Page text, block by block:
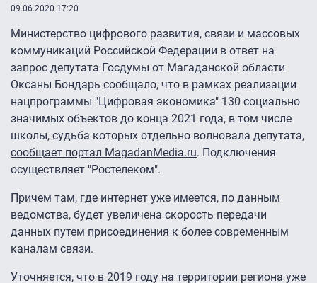
09.06.2020 17:20
Министерство цифрового развития, связи и массовых
коммуникаций Российской Федерации в ответ на
запрос депутата Госдумы от Магаданской области
Оксаны Бондарь сообщало, что в рамках реализации
нацпрограммы "Цифровая экономика" 130 социально
значимых объектов до конца 2021 года, в том числе
школы, судьба которых отдельно волновала депутата,
сообщает портал MagadanMedia.ru. Подключения
осуществляет "Ростелеком".
Причем там, где интернет уже имеется, по данным
ведомства, будет увеличена скорость передачи
данных путем присоединения к более современным
каналам связи.
Уточняется, что в 2019 году на территории региона уже